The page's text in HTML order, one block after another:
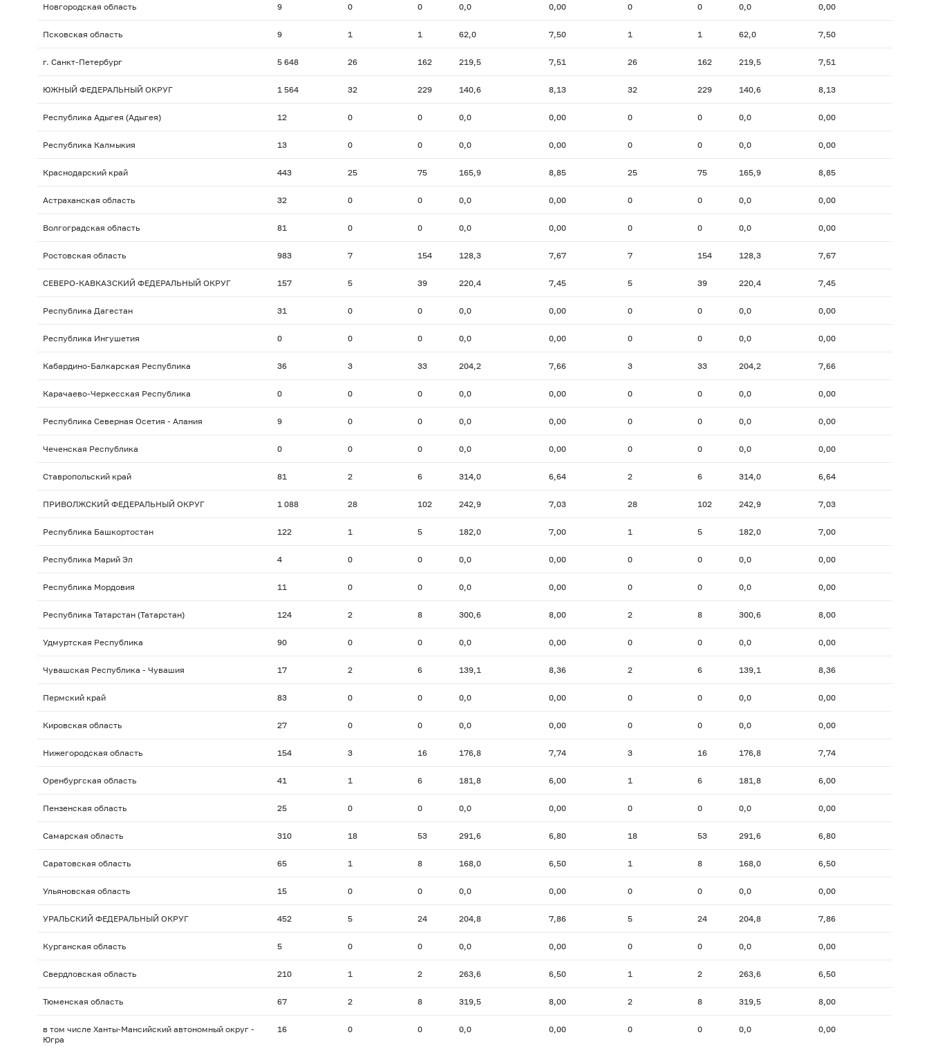
Новгородская область 9 0 0 0,0 0,00 0 0 0,0 0,00
Псковская область 9 1 1 62,0 7,50 1 1 62,0 7,50
г. Санкт-Петербург 5 648 26 162 219,5 7,51 26 162 219,5 7,51
ЮЖНЫЙ ФЕДЕРАЛЬНЫЙ ОКРУГ 1 564 32 229 140,6 8,13 32 229 140,6 8,13
Республика Адыгея (Адыгея) 12 0 0 0,0 0,00 0 0 0,0 0,00
Республика Калмыкия 13 0 0 0,0 0,00 0 0 0,0 0,00
Краснодарский край 443 25 75 165,9 8,85 25 75 165,9 8,85
Астраханская область 32 0 0 0,0 0,00 0 0 0,0 0,00
Волгоградская область 81 0 0 0,0 0,00 0 0 0,0 0,00
Ростовская область 983 7 154 128,3 7,67 7 154 128,3 7,67
СЕВЕРО-КАВКАЗСКИЙ ФЕДЕРАЛЬНЫЙ ОКРУГ 157 5 39 220,4 7,45 5 39 220,4 7,45
Республика Дагестан 31 0 0 0,0 0,00 0 0 0,0 0,00
Республика Ингушетия 0 0 0 0,0 0,00 0 0 0,0 0,00
Кабардино-Балкарская Республика 36 3 33 204,2 7,66 3 33 204,2 7,66
Карачаево-Черкесская Республика 0 0 0 0,0 0,00 0 0 0,0 0,00
Республика Северная Осетия - Алания 9 0 0 0,0 0,00 0 0 0,0 0,00
Чеченская Республика 0 0 0 0,0 0,00 0 0 0,0 0,00
Ставропольский край 81 2 6 314,0 6,64 2 6 314,0 6,64
ПРИВОЛЖСКИЙ ФЕДЕРАЛЬНЫЙ ОКРУГ 1 088 28 102 242,9 7,03 28 102 242,9 7,03
Республика Башкортостан 122 1 5 182,0 7,00 1 5 182,0 7,00
Республика Марий Эл 4 0 0 0,0 0,00 0 0 0,0 0,00
Республика Мордовия 11 0 0 0,0 0,00 0 0 0,0 0,00
Республика Татарстан (Татарстан) 124 2 8 300,6 8,00 2 8 300,6 8,00
Удмуртская Республика 90 0 0 0,0 0,00 0 0 0,0 0,00
Чувашская Республика - Чувашия 17 2 6 139,1 8,36 2 6 139,1 8,36
Пермский край 83 0 0 0,0 0,00 0 0 0,0 0,00
Кировская область 27 0 0 0,0 0,00 0 0 0,0 0,00
Нижегородская область 154 3 16 176,8 7,74 3 16 176,8 7,74
Оренбургская область 41 1 6 181,8 6,00 1 6 181,8 6,00
Пензенская область 25 0 0 0,0 0,00 0 0 0,0 0,00
Самарская область 310 18 53 291,6 6,80 18 53 291,6 6,80
Саратовская область 65 1 8 168,0 6,50 1 8 168,0 6,50
Ульяновская область 15 0 0 0,0 0,00 0 0 0,0 0,00
УРАЛЬСКИЙ ФЕДЕРАЛЬНЫЙ ОКРУГ 452 5 24 204,8 7,86 5 24 204,8 7,86
Курганская область 5 0 0 0,0 0,00 0 0 0,0 0,00
Свердловская область 210 1 2 263,6 6,50 1 2 263,6 6,50
Тюменская область 67 2 8 319,5 8,00 2 8 319,5 8,00
в том числе Ханты-Мансийский автономный округ -
Югра
16 0 0 0,0 0,00 0 0 0,0 0,00